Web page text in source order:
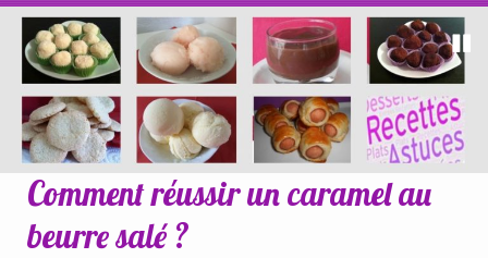
Comment réussir un caramel au
beurre salé ?